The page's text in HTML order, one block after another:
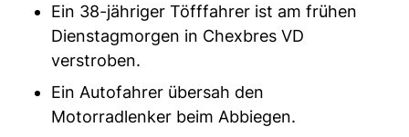
Ein 38-jähriger Töfffahrer ist am frühen
Dienstagmorgen in Chexbres VD
verstroben.
Ein Autofahrer übersah den
Motorradlenker beim Abbiegen.